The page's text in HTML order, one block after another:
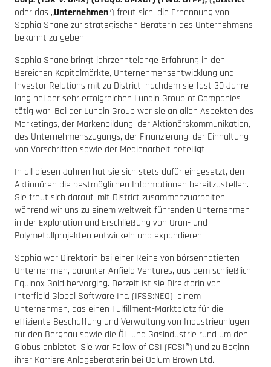
oder das „Unternehmen“) freut sich, die Ernennung von
Sophia Shane zur strategischen Beraterin des Unternehmens
bekannt zu geben.
Sophia Shane bringt jahrzehntelange Erfahrung in den
Bereichen Kapitalmärkte, Unternehmensentwicklung und
Investor Relations mit zu District, nachdem sie fast 30 Jahre
lang bei der sehr erfolgreichen Lundin Group of Companies
tätig war. Bei der Lundin Group war sie an allen Aspekten des
Marketings, der Markenbildung, der Aktionärskommunikation,
des Unternehmenszugangs, der Finanzierung, der Einhaltung
von Vorschriften sowie der Medienarbeit beteiligt.
In all diesen Jahren hat sie sich stets dafür eingesetzt, den
Aktionären die bestmöglichen Informationen bereitzustellen.
Sie freut sich darauf, mit District zusammenzuarbeiten,
während wir uns zu einem weltweit führenden Unternehmen
in der Exploration und Erschließung von Uran- und
Polymetallprojekten entwickeln und expandieren.
Sophia war Direktorin bei einer Reihe von börsennotierten
Unternehmen, darunter Anfield Ventures, aus dem schließlich
Equinox Gold hervorging. Derzeit ist sie Direktorin von
Interfield Global Software Inc. (IFSS:NEO), einem
Unternehmen, das einen Fulfillment-Marktplatz für die
effiziente Beschaffung und Verwaltung von Industrieanlagen
für den Bergbau sowie die Öl- und Gasindustrie rund um den
Globus anbietet. Sie war Fellow of CSI (FCSI®) und zu Beginn
ihrer Karriere Anlageberaterin bei Odlum Brown Ltd.